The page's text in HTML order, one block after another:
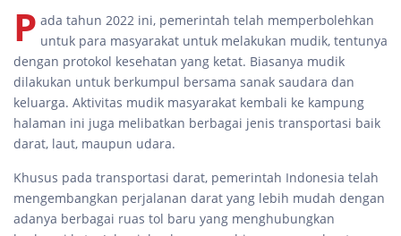
P ada tahun 2022 ini, pemerintah telah memperbolehkan
untuk para masyarakat untuk melakukan mudik, tentunya
dengan protokol kesehatan yang ketat. Biasanya mudik
dilakukan untuk berkumpul bersama sanak saudara dan
keluarga. Aktivitas mudik masyarakat kembali ke kampung
halaman ini juga melibatkan berbagai jenis transportasi baik
darat, laut, maupun udara.
Khusus pada transportasi darat, pemerintah Indonesia telah
mengembangkan perjalanan darat yang lebih mudah dengan
adanya berbagai ruas tol baru yang menghubungkan